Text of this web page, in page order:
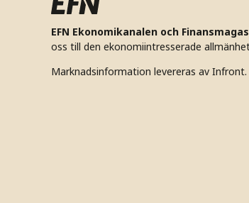
EFN Ekonomikanalen och
oss till den ekonomiintresserade
Marknadsinformation levereras av